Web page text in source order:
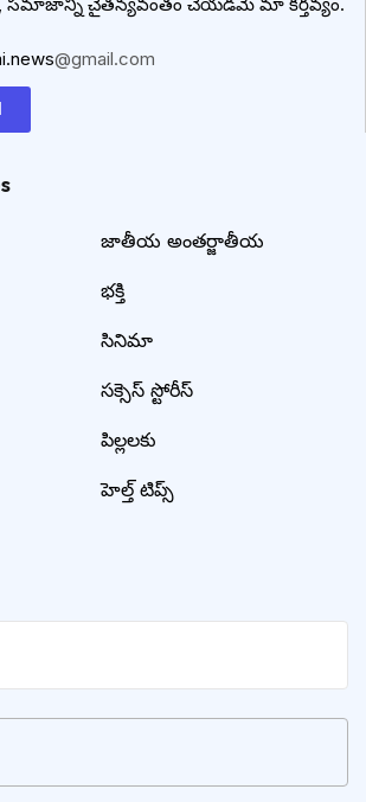
@gmail.com
జాతీయ అంతర్జాతీయ
భక్తి
సినిమా
సక్సెస్ స్టోరీస్
పిల్లలకు
హెల్త్ టిప్స్